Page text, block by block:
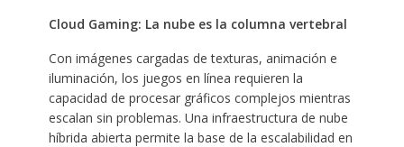
Cloud Gaming: La nube es la columna vertebral
Con imágenes cargadas de texturas, animación e
iluminación, los juegos en línea requieren la
capacidad de procesar gráficos complejos mientras
escalan sin problemas. Una infraestructura de nube
híbrida abierta permite la base de la escalabilidad en